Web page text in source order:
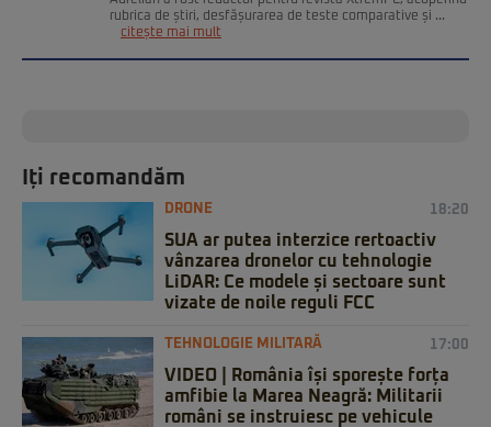
rubrica de știri, desfășurarea de teste comparative și ...
citește mai mult
Iți recomandăm
DRONE 18:20
SUA ar putea interzice rertoactiv
vânzarea dronelor cu tehnologie
LiDAR: Ce modele și sectoare sunt
vizate de noile reguli FCC
TEHNOLOGIE MILITARĂ 17:00
VIDEO | România își sporește forța
amfibie la Marea Neagră: Militarii
români se instruiesc pe vehicule